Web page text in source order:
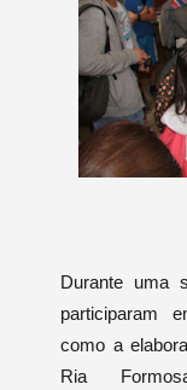
Durante uma
participaram
como a
Ria